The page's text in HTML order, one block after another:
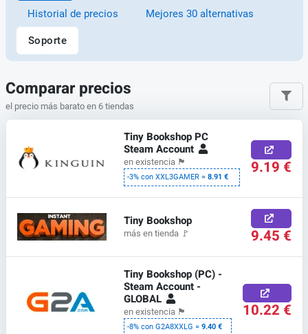
Historial de precios Mejores 30 alternativas
Soporte
Comparar precios
el precio más barato en 6 tiendas
Tiny Bookshop PC
Steam Account
en existencia 🏴
-3% con XXL3GAMER =8.91 € 9.19 €
Tiny Bookshop
más en tienda 🚩 9.45 €
Tiny Bookshop (PC) -
Steam Account -
GLOBAL
en existencia 🏴
-8% con G2A8XXLG =9.40 €
10.22 €